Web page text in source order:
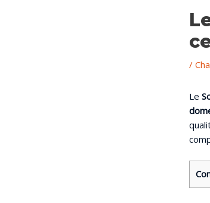
/
Le